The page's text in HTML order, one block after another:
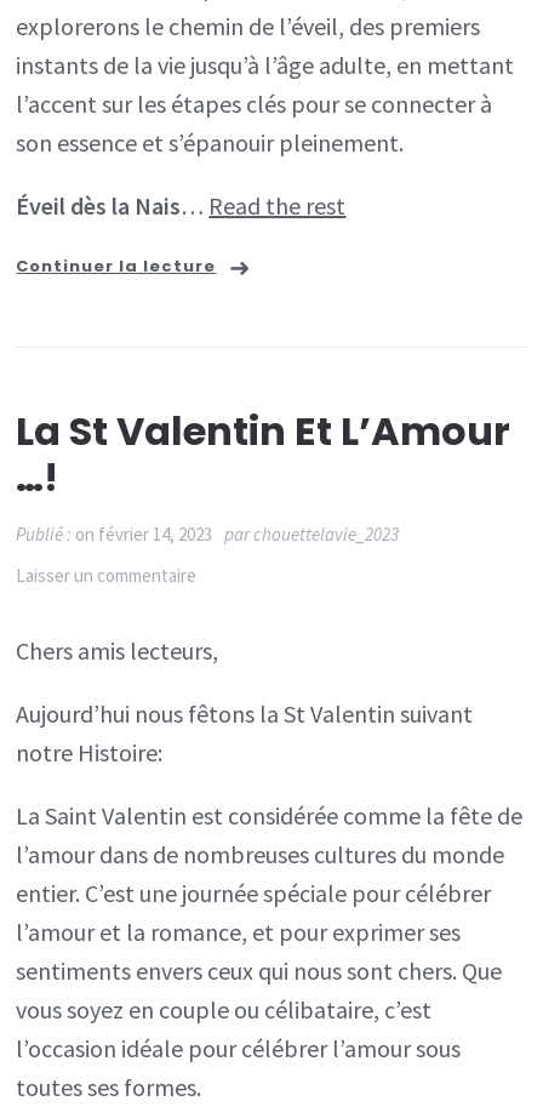
Adulte
explorerons le chemin de l’éveil, des premiers
instants de la vie jusqu’à l’âge adulte, en mettant
l’accent sur les étapes clés pour se connecter à
son essence et s’épanouir pleinement.
Éveil dès la Nais… Read the rest
Continuer la lecture
La St Valentin Et L’Amour
…!
Publié : on février 14, 2023 parchouettelavie_2023
Laisser un commentaire
St
et
…!
Chers amis lecteurs,
Aujourd’hui nous fêtons la St Valentin suivant
notre Histoire:
La Saint Valentin est considérée comme la fête de
l’amour dans de nombreuses cultures du monde
entier. C’est une journée spéciale pour célébrer
l’amour et la romance, et pour exprimer ses
sentiments envers ceux qui nous sont chers. Que
vous soyez en couple ou célibataire, c’est
l’occasion idéale pour célébrer l’amour sous
toutes ses formes.